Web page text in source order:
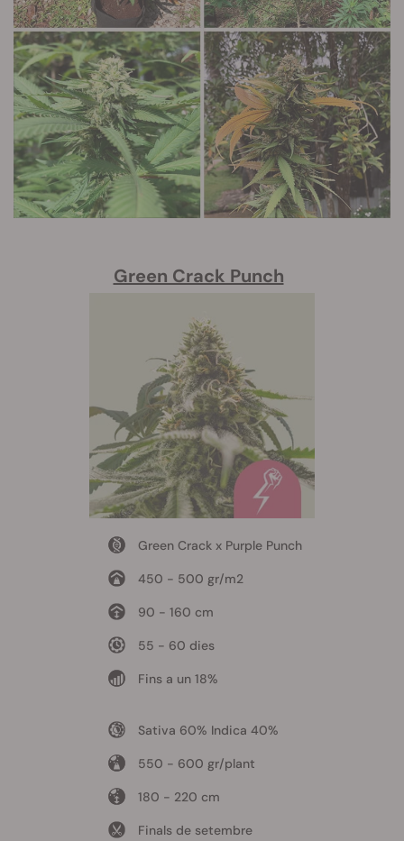
Green Crack Punch
Green Crack x Purple Punch
450 - 500 gr/m2
90 - 160 cm
55 - 60 dies
Fins a un 18%
Sativa 60% Indica 40%
550 - 600 gr/plant
180 - 220 cm
Finals de setembre